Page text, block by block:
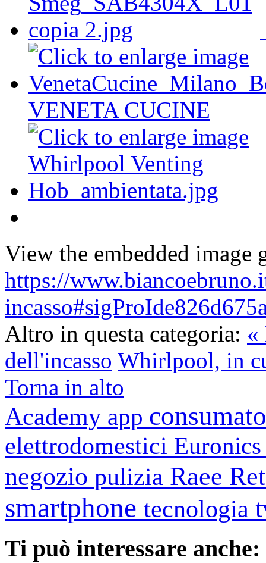
VENETA CUCINE
View the embedded image
https://
Altro in questa categoria: «
dell'incasso Whirlpool, in
Torna in alto
Academy app
elettrodomestici
negozio pulizia Raee
smartphone tecnologia
Ti può interessare anche: